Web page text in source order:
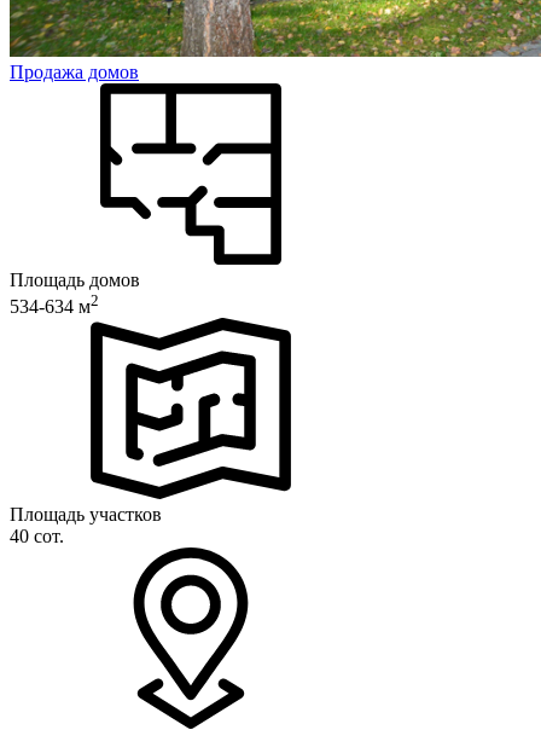
Продажа домов
Площадь домов
534-634 м2
Площадь участков
40 сот.